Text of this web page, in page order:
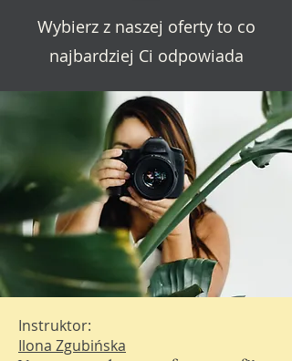
Wybierz z naszej oferty to co
najbardziej Ci odpowiada
Instruktor:
Ilona Zgubińska